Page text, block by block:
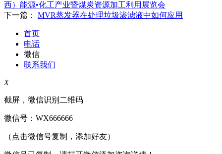
西）能源•化工产业暨煤炭资源加工利用展览会
下一篇： MVR蒸发器在处理垃圾渗滤液中如何应用
首页
电话
微信
联系我们
X
截屏，微信识别二维码
微信号： WX666666
（点击微信号复制，添加好友）